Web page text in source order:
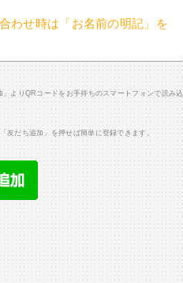
わせ時は「お名前の明記」を
」よりQRコードをお手持ちのスマートフォンで読み込
友だち追加」を押せば簡単に登録できます。